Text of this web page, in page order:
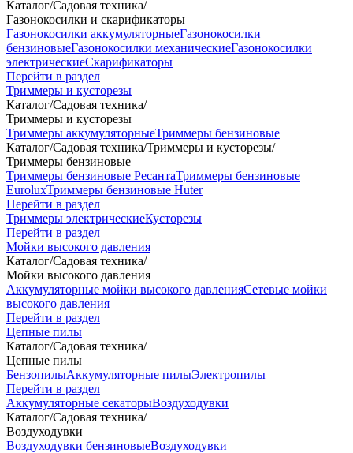
Каталог/Садовая техника/
Газонокосилки и скарификаторы
Газонокосилки аккумуляторныеГазонокосилки
бензиновыеГазонокосилки механическиеГазонокосилки
электрическиеСкарификаторы
Перейти в раздел
Триммеры и кусторезы
Каталог/Садовая техника/
Триммеры и кусторезы
Триммеры аккумуляторныеТриммеры бензиновые
Каталог/Садовая техника/Триммеры и кусторезы/
Триммеры бензиновые
Триммеры бензиновые РесантаТриммеры бензиновые
EuroluxТриммеры бензиновые Huter
Перейти в раздел
Триммеры электрическиеКусторезы
Перейти в раздел
Мойки высокого давления
Каталог/Садовая техника/
Мойки высокого давления
Аккумуляторные мойки высокого давленияСетевые мойки
высокого давления
Перейти в раздел
Цепные пилы
Каталог/Садовая техника/
Цепные пилы
БензопилыАккумуляторные пилыЭлектропилы
Перейти в раздел
Аккумуляторные секаторыВоздуходувки
Каталог/Садовая техника/
Воздуходувки
Воздуходувки бензиновыеВоздуходувки